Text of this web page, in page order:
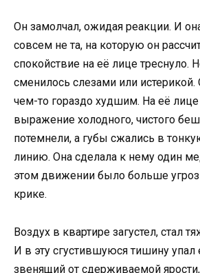
Он замолчал, ожидая реакции. И
совсем не та, на которую он
спокойствие на её лице треснуло.
сменилось слезами или
чем-то гораздо худшим. На её лице
выражение холодного, чистого
потемнели, а губы сжались в
линию. Она сделала к нему один
этом движении было больше
крике.
Воздух в квартире загустел, стал
И в эту сгустившуюся тишину упал
звенящий от сдерживаемой